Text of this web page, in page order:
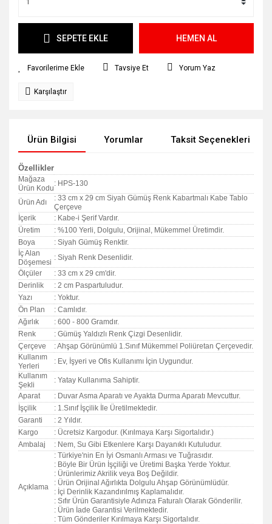
SEPETE EKLE HEMEN AL
Tavsiye Et Yorum Yaz
Karşılaştır
Ürün Bilgisi Yorumlar Taksit Seçenekleri
Özellikler
Mağaza
Ürün Kodu
: HPS-130
Ürün Adı
: 33 cm x 29 cm Siyah Gümüş Renk Kabartmalı Kabe Tablo
Çerçeve
İçerik
: Kabe-i Şerif Vardır.
Üretim
: %100 Yerli, Dolgulu, Orijinal, Mükemmel Üretimdir.
Boya
: Siyah Gümüş Renktir.
İç Alan
Döşemesi
: Siyah Renk Desenlidir.
Ölçüler
: 33 cm x 29 cm'dir.
Derinlik
: 2 cm Paspartuludur.
Yazı
: Yoktur.
Ön Plan
: Camlıdır.
Ağırlık
: 600 - 800 Gramdır.
Renk
: Gümüş Yaldızlı Renk Çizgi Desenlidir.
Çerçeve
: Ahşap Görünümlü 1.Sınıf Mükemmel Poliüretan Çerçevedir.
Kullanım
Yerleri
: Ev, İşyeri ve Ofis Kullanımı İçin Uygundur.
Kullanım
Şekli
: Yatay Kullanıma Sahiptir.
Aparat
: Duvar Asma Aparatı ve Ayakta Durma Aparatı Mevcuttur.
İşçilik
: 1.Sınıf İşçilik İle Üretilmektedir.
Garanti
: 2 Yıldır.
Kargo
: Ücretsiz Kargodur. (Kırılmaya Karşı Sigortalıdır.)
Ambalaj
: Nem, Su Gibi Etkenlere Karşı Dayanıklı Kutuludur.
Açıklama
: Türkiye'nin En İyi Osmanlı Arması ve Tuğrasıdır.
: Böyle Bir Ürün İşçiliği ve Üretimi Başka Yerde Yoktur.
: Ürünlerimiz Akrilik veya Boş Değildir.
: Ürün Orijinal Ağırlıkta Dolgulu Ahşap Görünümlüdür.
: İçi Derinlik Kazandırılmış Kaplamalıdır.
: Sıfır Ürün Garantisiyle Adınıza Faturalı Olarak Gönderilir.
: Ürün İade Garantisi Verilmektedir.
: Tüm Gönderiler Kırılmaya Karşı Sigortalıdır.